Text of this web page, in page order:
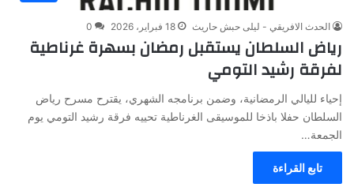
الحدث الافريقي - ليلى حبش حاريث 18 فبراير، 2026 0
رياض السلطان يستقبل رمضان بسهرة غرناطية
لفرقة رشيد التومي
إحياء لليالي الرمضانية، وضمن برنامجه الشهري، يقترح مسرح رياض
السلطان حفلا باذخا للموسيقى الغرناطية تحييه فرقة رشيد التومي يوم
الجمعة…
تابع القراءة